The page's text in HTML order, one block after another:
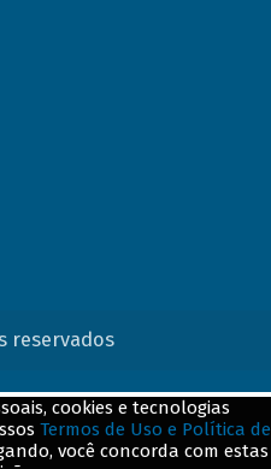
reservados
cookies e tecnologias
Termos de Uso e Política de
você concorda com estas